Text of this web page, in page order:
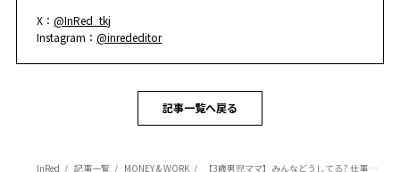
X：@InRed_tkj
Instagram：@inrededitor
記事一覧へ戻る
InRed 記事一覧 MONEY & WORK 【3歳男児ママ】みんなどうしてる? 仕事と育児の両立【ビームス】